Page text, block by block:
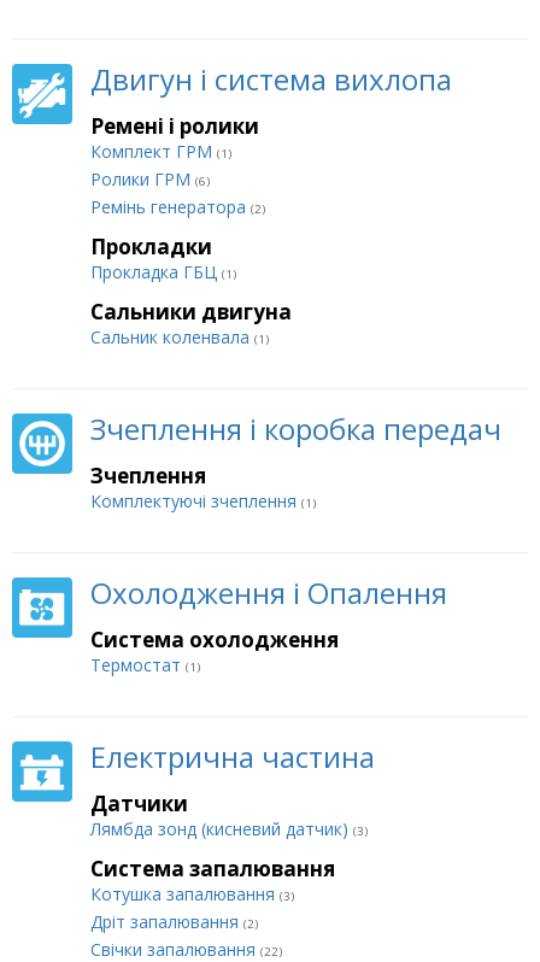
Двигун і система вихлопа
Ремені і ролики
Комплект ГРМ (1)
Ролики ГРМ (6)
Ремінь генератора (2)
Прокладки
Прокладка ГБЦ (1)
Сальники двигуна
Сальник коленвала (1)
Зчеплення і коробка передач
Зчеплення
Комплектуючі зчеплення (1)
Охолодження і Опалення
Система охолодження
Термостат (1)
Електрична частина
Датчики
Лямбда зонд (кисневий датчик) (3)
Система запалювання
Котушка запалювання (3)
Дріт запалювання (2)
Свічки запалювання (22)